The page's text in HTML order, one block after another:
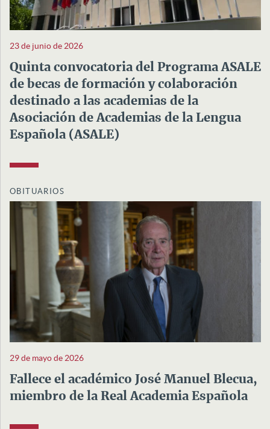
23 de junio de 2026
Quinta convocatoria del Programa ASALE
de becas de formación y colaboración
destinado a las academias de la
Asociación de Academias de la Lengua
Española (ASALE)
OBITUARIOS
29 de mayo de 2026
Fallece el académico José Manuel Blecua,
miembro de la Real Academia Española